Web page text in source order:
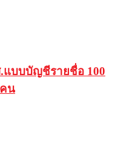
.แบบบัญชีรายชื่อ 100
น